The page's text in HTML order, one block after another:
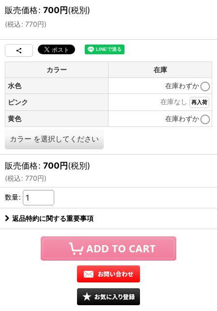
販売価格: 700円(税別)
(税込: 770円)
カラー
在庫
水色
在庫わずか
ピンク
在庫なし 再入荷
黄色 在庫わずか
カラー を選択してください
販売価格: 700円(税別)
(税込: 770円)
数量:
返品特約に関する重要事項